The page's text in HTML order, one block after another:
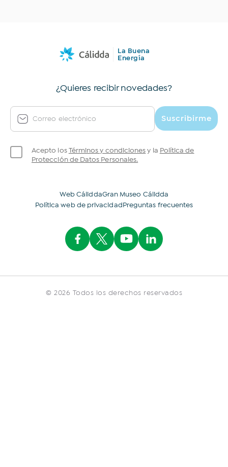
La Buena
Energía
¿Quieres recibir novedades?
Correo electrónico Suscribirme
Acepto los Términos y condiciones y la Política de
Protección de Datos Personales.
Web CáliddaGran Museo Cálidda
Política web de privacidad Preguntas frecuentes
© 2026 Todos los derechos reservados